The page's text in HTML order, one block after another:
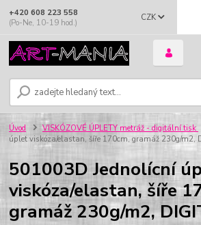
CZK
+420 608 223 558
(Po-Ne, 10-19 hod.)
Úvod VISKÓZOVÉ ÚPLETY metráž - digitální tisk
úplet viskóza/elastan, šíře 170cm, gramáž 230g/m2,
501003D Jednolícní
viskóza/elastan, šíře
gramáž 230g/m2,